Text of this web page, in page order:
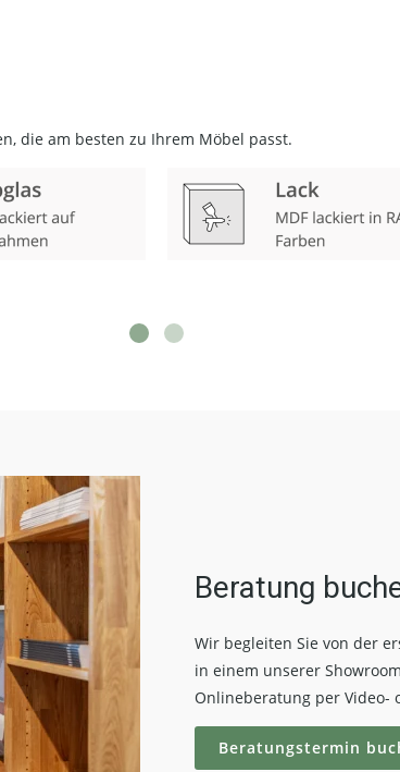
die am besten zu Ihrem Möbel passt.
Beratung
Wir begleiten Sie von der
in einem unserer
Onlineberatung per Video-
Beratungstermin